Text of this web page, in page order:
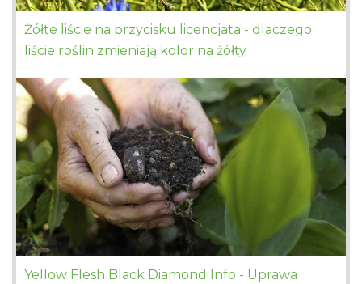
Żółte liście na przycisku licencjata - dlaczego
liście roślin zmieniają kolor na żółty
Yellow Flesh Black Diamond Info - Uprawa